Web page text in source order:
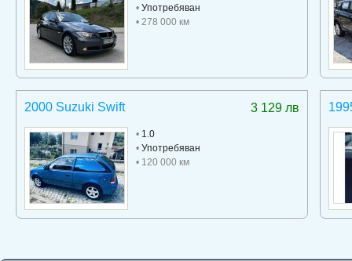
• Употребяван
• 278 000 км
3 129 лв
2000 Suzuki Swift
• 1.0
• Употребяван
• 120 000 км